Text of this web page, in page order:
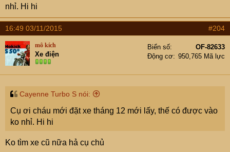
nhỉ. Hi hi
16:49 03/11/2015 #204
mô kích
Xe điện
Biển số
OF-82633
Động cơ
950,765 Mã lực
Cayenne Turbo S nói:
Cụ ơi cháu mới đặt xe tháng 12 mới lấy, thế có được vào
ko nhỉ. Hi hi
Ko tìm xe cũ nữa hả cụ chủ